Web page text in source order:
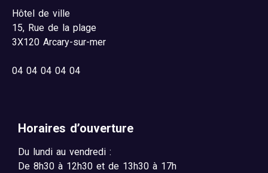
Hôtel de ville
15, Rue de la plage
3X120 Arcary-sur-mer
04 04 04 04 04
Horaires d’ouverture
Du lundi au vendredi :
De 8h30 à 12h30 et de 13h30 à 17h